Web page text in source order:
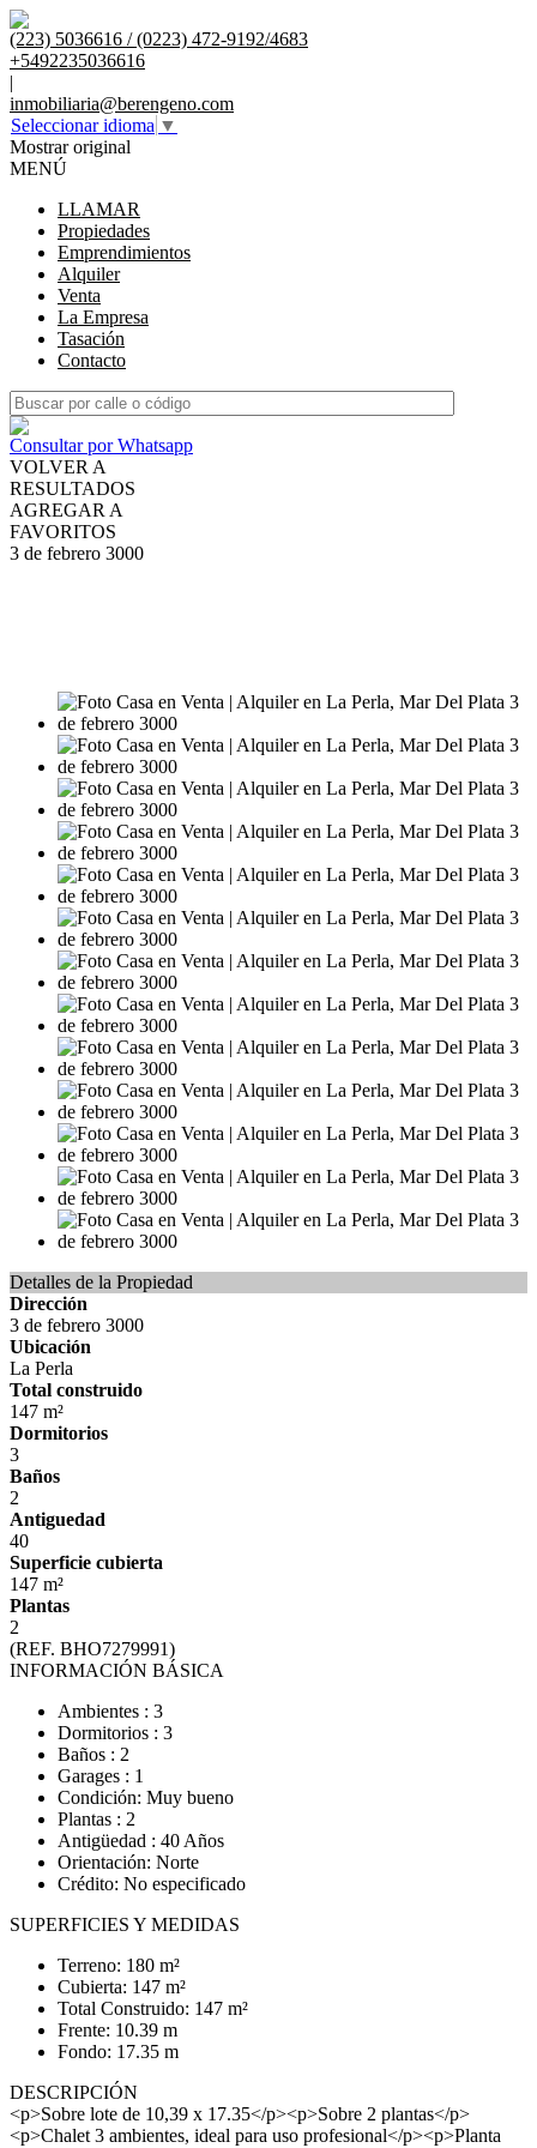
(223) 5036616 / (0223) 472-9192/4683
+5492235036616
|
inmobiliaria@berengeno.com
Seleccionar idioma ▼
Mostrar original
MENÚ
LLAMAR
Propiedades
Emprendimientos
Alquiler
Venta
La Empresa
Tasación
Contacto
Consultar por Whatsapp
VOLVER A
RESULTADOS
AGREGAR A
FAVORITOS
3 de febrero 3000
Detalles de la Propiedad
Dirección
3 de febrero 3000
Ubicación
La Perla
Total construido
147 m²
Dormitorios
3
Baños
2
Antiguedad
40
Superficie cubierta
147 m²
Plantas
2
(REF. BHO7279991)
INFORMACIÓN BÁSICA
Ambientes : 3
Dormitorios : 3
Baños : 2
Garages : 1
Condición: Muy bueno
Plantas : 2
Antigüedad : 40 Años
Orientación: Norte
Crédito: No especificado
SUPERFICIES Y MEDIDAS
Terreno: 180 m²
Cubierta: 147 m²
Total Construido: 147 m²
Frente: 10.39 m
Fondo: 17.35 m
DESCRIPCIÓN
<p>Sobre lote de 10,39 x 17.35</p><p>Sobre 2 plantas</p>
<p>Chalet 3 ambientes, ideal para uso profesional</p><p>Planta